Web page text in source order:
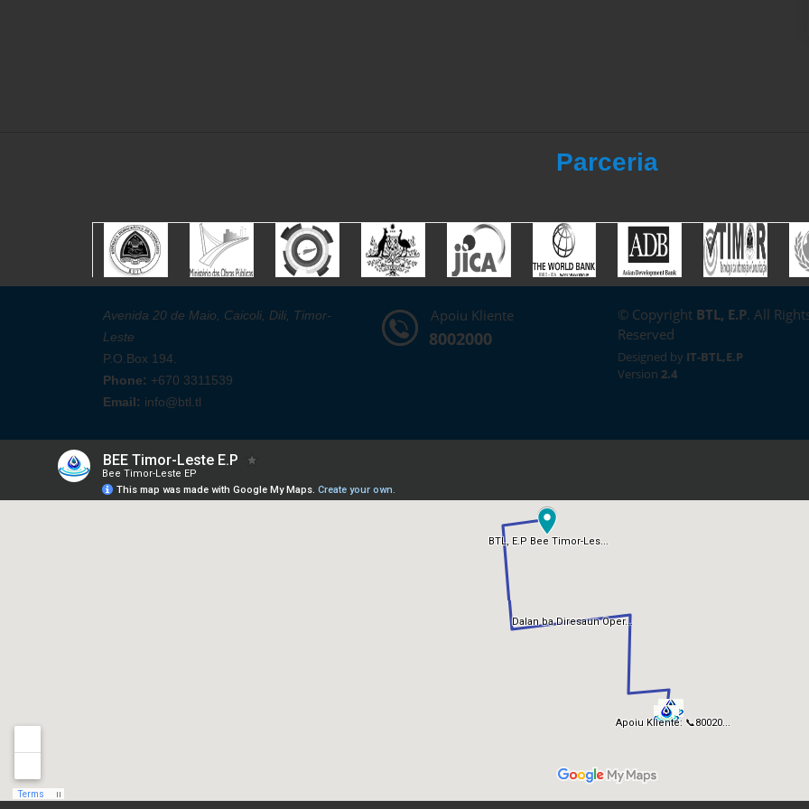
Parceria
Avenida 20 de Maio, Caicoli, Dili, Timor-
Leste
P.O.Box 194.
Phone: +670 3311539
Email: info@btl.tl
Apoiu Kliente
8002000
© Copyright BTL, E.P. All
Reserved
Designed by IT-BTL,E.P
Version 2.4